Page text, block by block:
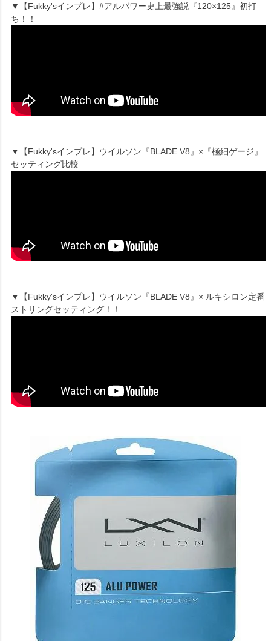
▼【Fukky'sインプレ】#アルパワー史上最強説『120×125』初打
ち！！
▼【Fukky'sインプレ】ウイルソン『BLADE V8』×『極細ゲージ』
セッティング比較
▼【Fukky'sインプレ】ウイルソン『BLADE V8』× ルキシロン定番
ストリングセッティング！！